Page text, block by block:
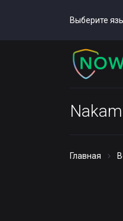
Выберите
Главная